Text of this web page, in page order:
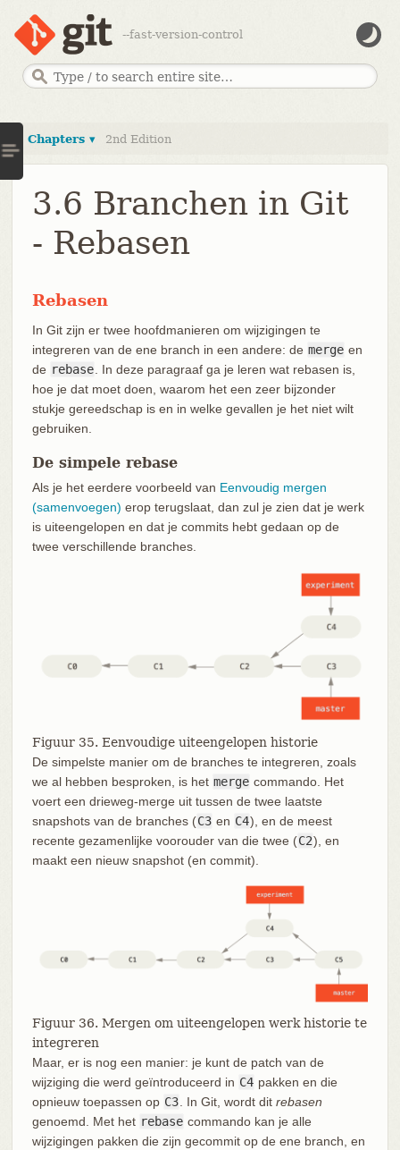
--fast-version-control
Chapters ▾ 2nd Edition
3.6 Branchen in Git
- Rebasen
Rebasen
In Git zijn er twee hoofdmanieren om wijzigingen te
integreren van de ene branch in een andere: de merge en
de rebase . In deze paragraaf ga je leren wat rebasen is,
hoe je dat moet doen, waarom het een zeer bijzonder
stukje gereedschap is en in welke gevallen je het niet wilt
gebruiken.
De simpele rebase
Als je het eerdere voorbeeld van Eenvoudig mergen
(samenvoegen) erop terugslaat, dan zul je zien dat je werk
is uiteengelopen en dat je commits hebt gedaan op de
twee verschillende branches.
Figuur 35. Eenvoudige uiteengelopen historie
De simpelste manier om de branches te integreren, zoals
we al hebben besproken, is het merge commando. Het
voert een drieweg-merge uit tussen de twee laatste
snapshots van de branches (C3 en C4), en de meest
recente gezamenlijke voorouder van die twee (C2), en
maakt een nieuw snapshot (en commit).
Figuur 36. Mergen om uiteengelopen werk historie te
integreren
Maar, er is nog een manier: je kunt de patch van de
wijziging die werd geïntroduceerd in C4 pakken en die
opnieuw toepassen op C3 . In Git, wordt dit rebasen
genoemd. Met het rebase commando kan je alle
wijzigingen pakken die zijn gecommit op de ene branch, en